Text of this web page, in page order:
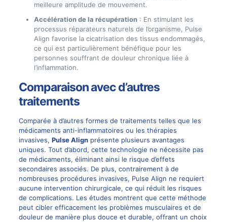
meilleure amplitude de mouvement.
Accélération de la récupération: En stimulant les
processus réparateurs naturels de l’organisme, Pulse
Align favorise la cicatrisation des tissus endommagés,
ce qui est particulièrement bénéfique pour les
personnes souffrant de douleur chronique liée à
l’inflammation.
Comparaison avec d’autres
traitements
Comparée à d’autres formes de traitements telles que les
médicaments anti-inflammatoires ou les thérapies
invasives, Pulse Alignprésente plusieurs avantages
uniques. Tout d’abord, cette technologie ne nécessite pas
de médicaments, éliminant ainsi le risque d’effets
secondaires associés. De plus, contrairement à de
nombreuses procédures invasives, Pulse Align ne requiert
aucune intervention chirurgicale, ce qui réduit les risques
de complications. Les études montrent que cette méthode
peut cibler efficacement les problèmes musculaires et de
douleur de manière plus douce et durable, offrant un choix